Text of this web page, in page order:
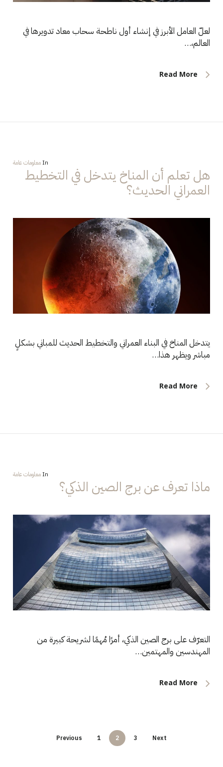
لعلّ العامل الأبرز في إنشاء أول ناطحة سحاب معاد تدويرها في
العالم،…
Read More
Inمعلومات عامة
هل تعلم أن المناخ يتدخل في التخطيط
العمراني الحديث؟
يتدخل المناخ في البناء العمراني والتخطيط الحديث للمباني بشكلٍ
مباشر ويظهر هذا…
Read More
Inمعلومات عامة
ماذا تعرف عن برج الصين الذكي؟
التعرّف على برج الصين الذكي، أمرًا مُهمًا لشريحة كبيرة من
المهندسين والمهتمين…
Read More
Previous 1 2 3 Next